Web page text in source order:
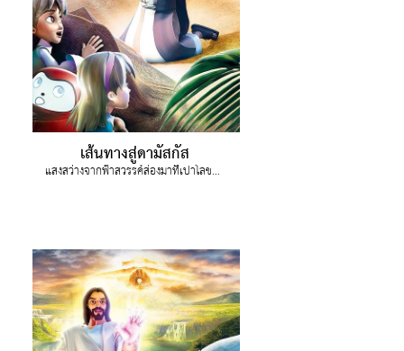
เส้นทางสู่ดามัสกัส
แสงสว่างจากฟ้าสวรรค์ส่องมาที่เปาโลขณะที่กำลังเดินทางไปเมืองดามัสกัส เปาโลเล่าว่า "ข้าได้ยินเสียงของพระเยซูพูดว่า เซาโล เจ้าข่มเหงเราทำไม"